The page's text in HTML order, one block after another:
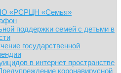
«РСРЦН «Семья»
поддержки семей с детьми в
государственной
в интернет пространстве
коронавирусной